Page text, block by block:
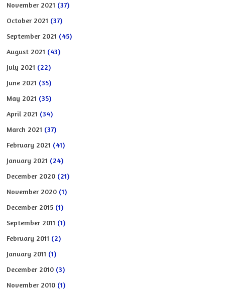
November 2021 (37)
October 2021 (37)
September 2021 (45)
August 2021 (43)
July 2021 (22)
June 2021 (35)
May 2021 (35)
April 2021 (34)
March 2021 (37)
February 2021 (41)
January 2021 (24)
December 2020 (21)
November 2020 (1)
December 2015 (1)
September 2011 (1)
February 2011 (2)
January 2011 (1)
December 2010 (3)
November 2010 (1)